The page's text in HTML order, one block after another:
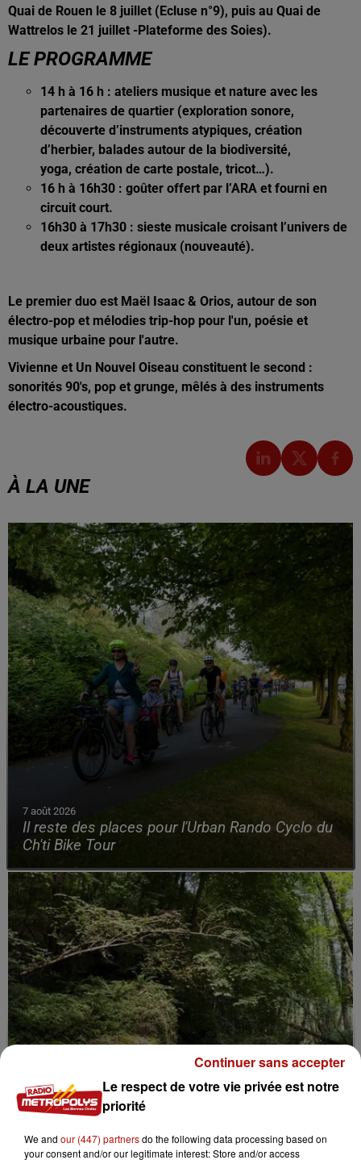
Quai de Rouen le 8 juillet (Ecluse n°9), puis au Quai de
Wattrelos le 21 juillet -Plateforme des Soies).
LE PROGRAMME
14 h à 16 h : ateliers musique et nature avec les
partenaires de quartier (exploration sonore,
découverte d’instruments atypiques, création
d’herbier, balades autour de la biodiversité,
yoga, création de carte postale, tricot…).
16 h à 16h30 : goûter offert par l’ARA et fourni en
circuit court.
16h30 à 17h30 : sieste musicale croisant l’univers de
deux artistes régionaux (nouveauté).
Le premier duo est Maël Isaac & Orios, autour de son
électro-pop et mélodies trip-hop pour l'un, poésie et
musique urbaine pour l'autre.
Vivienne et Un Nouvel Oiseau constituent le second :
sonorités 90's, pop et grunge, mêlés à des instruments
électro-acoustiques.
À LA UNE
7 août 2026
Il reste des places pour l'Urban Rando Cyclo du
Ch'ti Bike Tour
Le respect de votre vie privée est notre
priorité
We and our (447) partnersdo the following data processing based on
your consent and/or our legitimate interest: Store and/or access
Continuer sans accepter